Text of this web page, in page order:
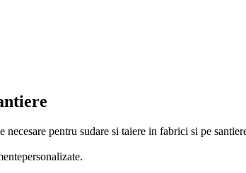
pentru sudare si taiere in fabrici si pe